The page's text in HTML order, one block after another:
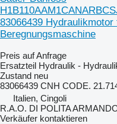
83066439
Beregnungsmaschine
Preis auf Anfrage
Ersatzteil Hydraulik -
Zustand neu
83066439 CNH CODE.
Italien, Cingoli
R.A.O. DI POLITA
Verkäufer kontaktieren